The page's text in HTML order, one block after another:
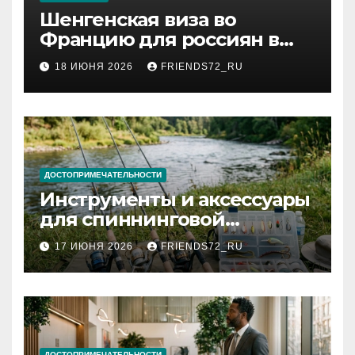
Шенгенская виза во
Францию для россиян в
2026 году: сроки от 3 дней
и список необходимых
документов
18 ИЮНЯ 2026 FRIENDS72_RU
ДОСТОПРИМЕЧАТЕЛЬНОСТИ
Инструменты и аксессуары
для спиннинговой
рыбалки: назначение и
типы
17 ИЮНЯ 2026 FRIENDS72_RU